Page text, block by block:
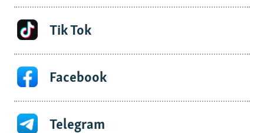
Tik Tok
Facebook
Telegram